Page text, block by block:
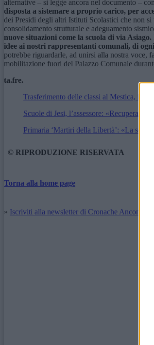
alternative – si legge ancora nel documento –
disposta a sistemare a proprio carico, per
dei Presidi degli altri Istituti Scolastici che non
consolidamento strutturale e adeguamento
nuove situazioni come la scuola di via
idee ai nostri rappresentanti comunali, di
potrebbe riguardarle, ad unirsi alla nostra voce,
mobilitazione fuori del Palazzo Comunale
ta.fre.
Trasferimento delle classi al Mestica, il
Scuole di Jesi, l’assessore: «Recuperati
Primaria ‘Martiri della Libertà’: «La
© RIPRODUZIONE RISERVATA
Torna alla home page
» Iscriviti alla newsletter di Cronache Ancona